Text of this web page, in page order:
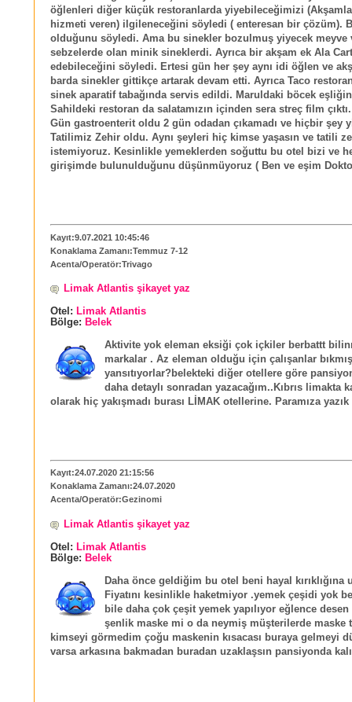
öğlenleri diğer küçük restoranlarda yiyebileceğimizi
hizmeti veren) ilgileneceğini söyledi ( enteresan bir çözüm).
olduğunu söyledi. Ama bu sinekler bozulmuş yiyecek meyve
sebzelerde olan minik sineklerdi. Ayrıca bir akşam ek Ala
edebileceğini söyledi. Ertesi gün her şey aynı idi öğlen ve
barda sinekler gittikçe artarak devam etti. Ayrıca Taco
sinek aparatif tabağında servis edildi. Maruldaki böcek
Sahildeki restoran da salatamızın içinden sera streç film
Gün gastroenterit oldu 2 gün odadan çıkamadı ve hiçbir şey
Tatilimiz Zehir oldu. Aynı şeyleri hiç kimse yaşasın ve tatili
istemiyoruz. Kesinlikle yemeklerden soğuttu bu otel bizi ve
girişimde bulunulduğunu düşünmüyoruz ( Ben ve eşim
Kayıt:9.07.2021 10:45:46
Konaklama Zamanı:Temmuz 7-12
Acenta/Operatör:Trivago
Limak Atlantis şikayet yaz
Otel: Limak Atlantis
Bölge: Belek
Aktivite yok eleman eksiği çok içkiler berbattt
markalar . Az eleman olduğu için çalışanlar
yansıtıyorlar?belekteki diğer otellere göre
daha detaylı sonradan yazacağım..Kıbrıs limakta
olarak hiç yakışmadı burası LİMAK otellerine. Paramıza yazık
Kayıt:24.07.2020 21:15:56
Konaklama Zamanı:24.07.2020
Acenta/Operatör:Gezinomi
Limak Atlantis şikayet yaz
Otel: Limak Atlantis
Bölge: Belek
Daha önce geldiğim bu otel beni hayal kırıklığına
Fiyatını kesinlikle haketmiyor .yemek çeşidi yok
bile daha çok çeşit yemek yapılıyor eğlence
şenlik maske mi o da neymiş müşterilerde maske
kimseyi görmedim çoğu maskenin kısacası buraya gelmeyi
varsa arkasına bakmadan buradan uzaklaşsın pansiyonda